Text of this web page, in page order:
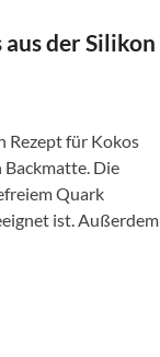
der Silikon
Rezept für Kokos
Backmatte. Die
Quark
ist. Außerdem